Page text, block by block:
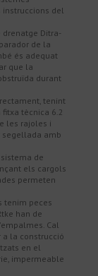
del
Ditra-
de la
és adequat
que la
durant
tenint
tècnica 6.2
les rajoles i
segellada amb
de
els cargols
permeten
tenim peces
han de
Cal
la construcció
en el
impermeable